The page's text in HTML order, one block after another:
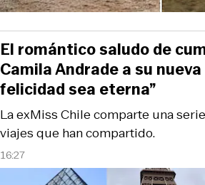
16:27
La exMiss Chile comparte una
viajes que han compartido.
El romántico saludo de
Camila Andrade a su
felicidad sea eterna”